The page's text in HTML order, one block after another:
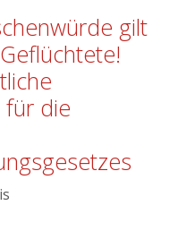
gilt
für die